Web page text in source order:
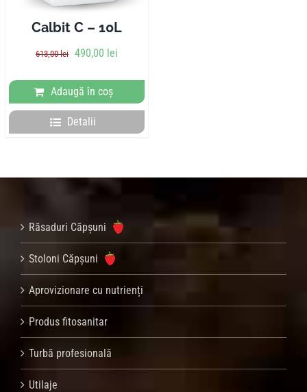
Calbit C – 10L
613,00lei 490,00 lei
Adaugă în coș
Detalii
Răsaduri Căpșuni
Stoloni Căpșuni
Aprovizionare cu nutrienți
Produs fitosanitar
Turbă profesională
Utilaje